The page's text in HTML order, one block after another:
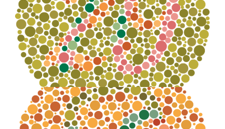
Numero distinguibile:
29